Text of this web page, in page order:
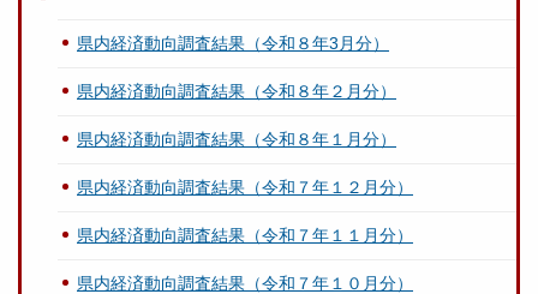
県内経済動向調査結果（令和８年3月分）
県内経済動向調査結果（令和８年２月分）
県内経済動向調査結果（令和８年１月分）
県内経済動向調査結果（令和７年１２月分）
県内経済動向調査結果（令和７年１１月分）
県内経済動向調査結果（令和７年１０月分）